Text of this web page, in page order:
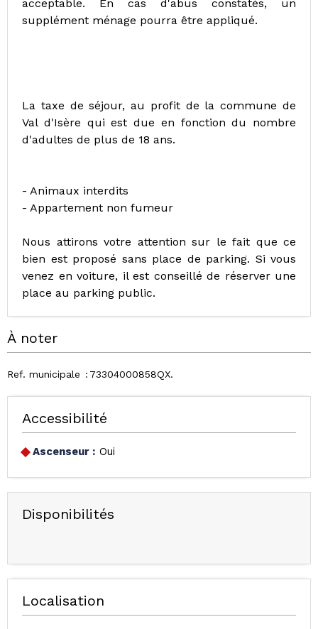
acceptable. En cas d'abus constatés, un
supplément ménage pourra être appliqué.
La taxe de séjour, au profit de la commune de
Val d'Isère qui est due en fonction du nombre
d'adultes de plus de 18 ans.
- Animaux interdits
- Appartement non fumeur
Nous attirons votre attention sur le fait que ce
bien est proposé sans place de parking. Si vous
venez en voiture, il est conseillé de réserver une
place au parking public.
À noter
Ref. municipale 73304000858QX
Accessibilité
Ascenseur : Oui
Disponibilités
Localisation